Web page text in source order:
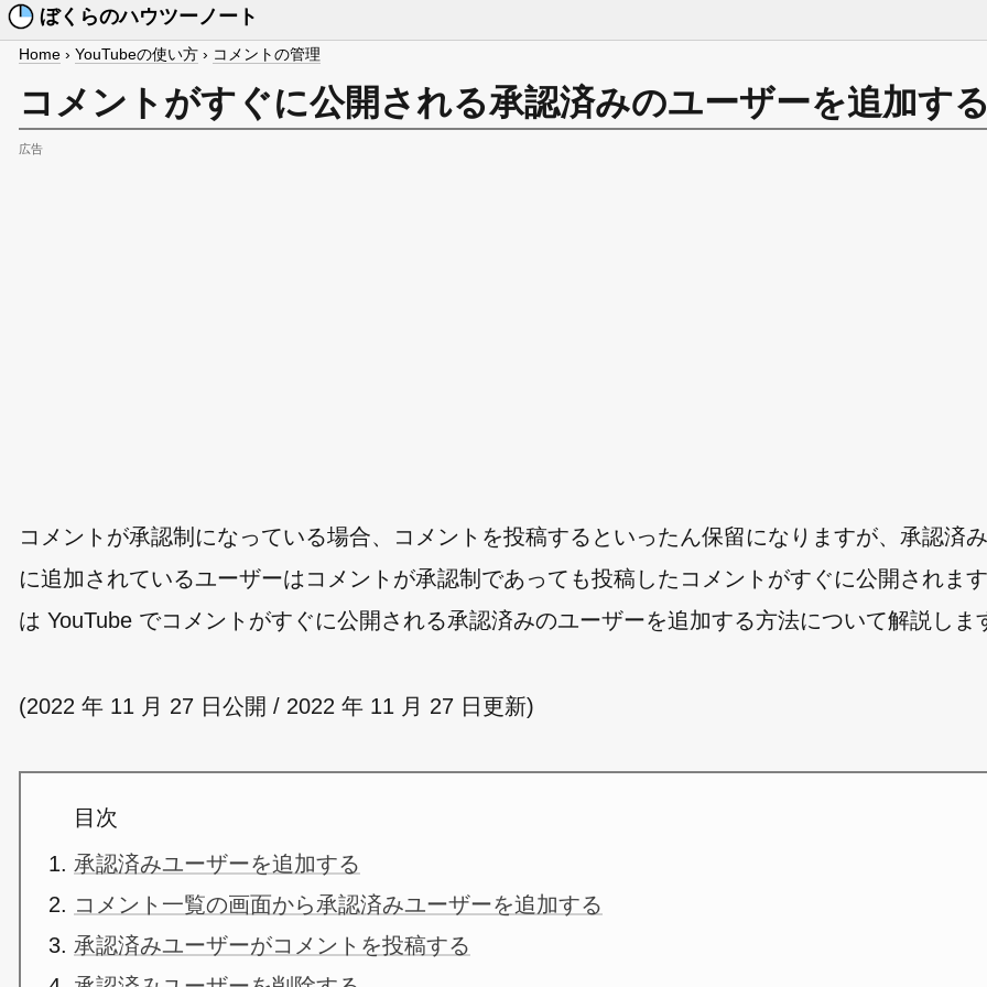
ぼくらのハウツーノート
Home › YouTubeの使い方 › コメントの管理
コメントがすぐに公開される承認済みのユーザーを追加す
広告
コメントが承認制になっている場合、コメントを投稿するといったん保留になりますが、承認済
に追加されているユーザーはコメントが承認制であっても投稿したコメントがすぐに公開されま
は YouTube でコメントがすぐに公開される承認済みのユーザーを追加する方法について解説しま
(2022 年 11 月 27 日公開 / 2022 年 11 月 27 日更新)
目次
承認済みユーザーを追加する
コメント一覧の画面から承認済みユーザーを追加する
承認済みユーザーがコメントを投稿する